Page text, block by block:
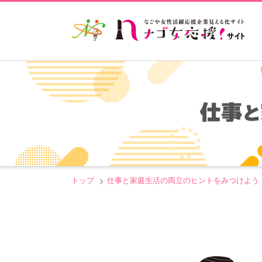
仕事と
トップ 仕事と家庭生活の両立のヒントをみつけよう